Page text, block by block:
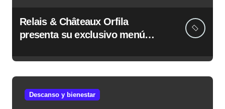
Relais & Châteaux Orfila
presenta su exclusivo menú
gastronómica diseñada por
Mario Sandoval
Descanso y bienestar